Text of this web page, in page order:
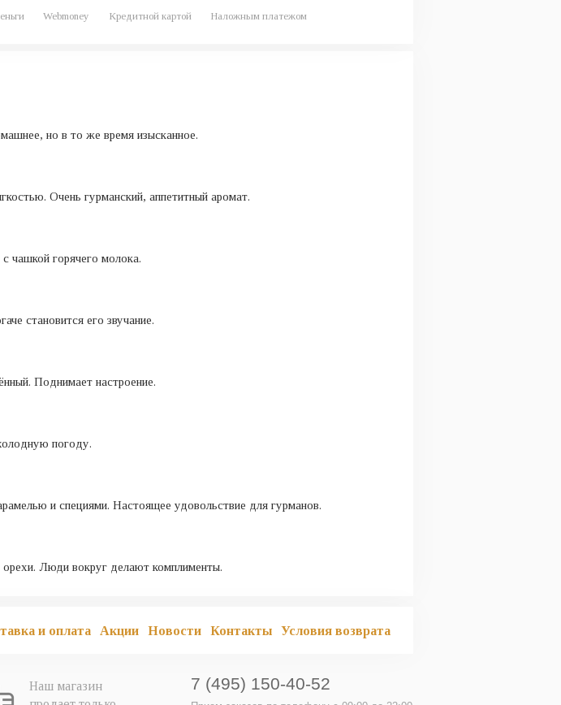
Webmoney Кредитной картой Наложным платежом
но в то же время изысканное.
Очень гурманский, аппетитный аромат.
чашкой горячего молока.
становится его звучание.
Поднимает настроение.
погоду.
и специями. Настоящее удовольствие для гурманов.
Люди вокруг делают комплименты.
и оплата Акции Новости Контакты Условия возврата
Наш магазин
7 (495) 150-40-52